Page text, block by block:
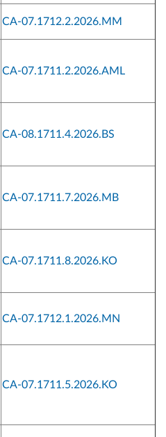
CA-07.1712.2.2026.MM
CA-07.1711.2.2026.AML
CA-08.1711.4.2026.BS
CA-07.1711.7.2026.MB
CA-07.1711.8.2026.KO
CA-07.1712.1.2026.MN
CA-07.1711.5.2026.KO